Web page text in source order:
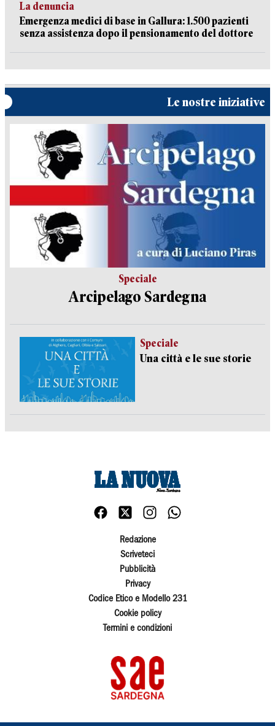
La denuncia
Emergenza medici di base in Gallura: 1.500 pazienti
senza assistenza dopo il pensionamento del dottore
Le nostre iniziative
Speciale
Arcipelago Sardegna
Speciale
Una città e le sue storie
Redazione
Scriveteci
Pubblicità
Privacy
Codice Etico e Modello 231
Cookie policy
Termini e condizioni